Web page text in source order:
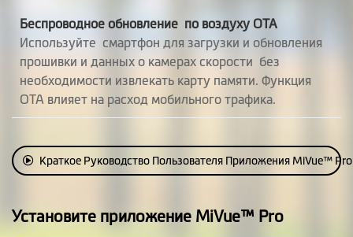
Беспроводное обновление по воздуху ОТА
Используйте смартфон для загрузки и обновления
прошивки и данных о камерах скорости без
необходимости извлекать карту памяти. Функция
OTA влияет на расход мобильного трафика.
Краткое Руководство Пользователя Приложения MiVue™ Pro
Установите приложение MiVue™ Pro